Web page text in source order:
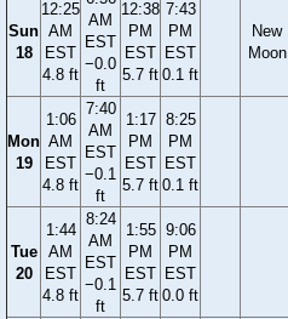
Sun
18
12:25
AM
EST
4.8 ft
AM
EST
−0.0
ft
12:38
PM
EST
5.7 ft
7:43
PM
EST
0.1 ft
New
Moon
Mon
19
1:06
AM
EST
4.8 ft
7:40
AM
EST
−0.1
ft
1:17
PM
EST
5.7 ft
8:25
PM
EST
0.1 ft
Tue
20
1:44
AM
EST
4.8 ft
8:24
AM
EST
−0.1
ft
1:55
PM
EST
5.7 ft
9:06
PM
EST
0.0 ft